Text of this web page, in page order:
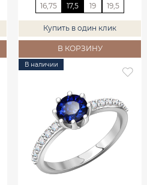
16,75
17,5 19 19,5
Купить в один клик
В КОРЗИНУ
В наличии